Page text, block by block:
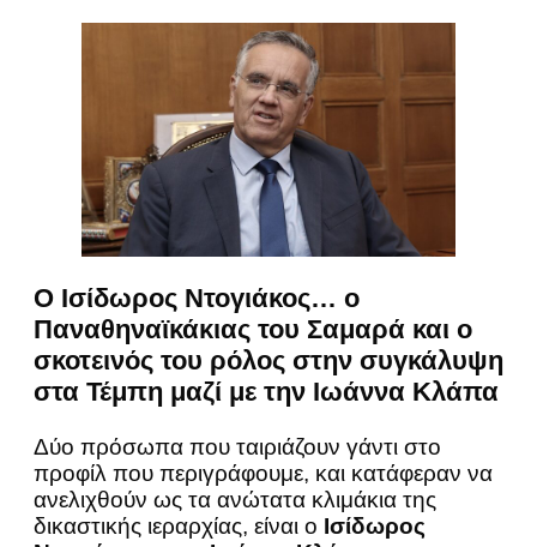
Ο Ισίδωρος Ντογιάκος… ο
Παναθηναϊκάκιας του Σαμαρά και ο
σκοτεινός του ρόλος στην συγκάλυψη
στα Τέμπη μαζί με την Ιωάννα Κλάπα
Δύο πρόσωπα που ταιριάζουν γάντι στο
προφίλ που περιγράφουμε, και κατάφεραν να
ανελιχθούν ως τα ανώτατα κλιμάκια της
δικαστικής ιεραρχίας, είναι ο Ισίδωρος